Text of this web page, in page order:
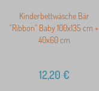
Kinderbettwäsche Bär
"Ribbon" Baby 100x135 cm +
40x60 cm
12,20 €